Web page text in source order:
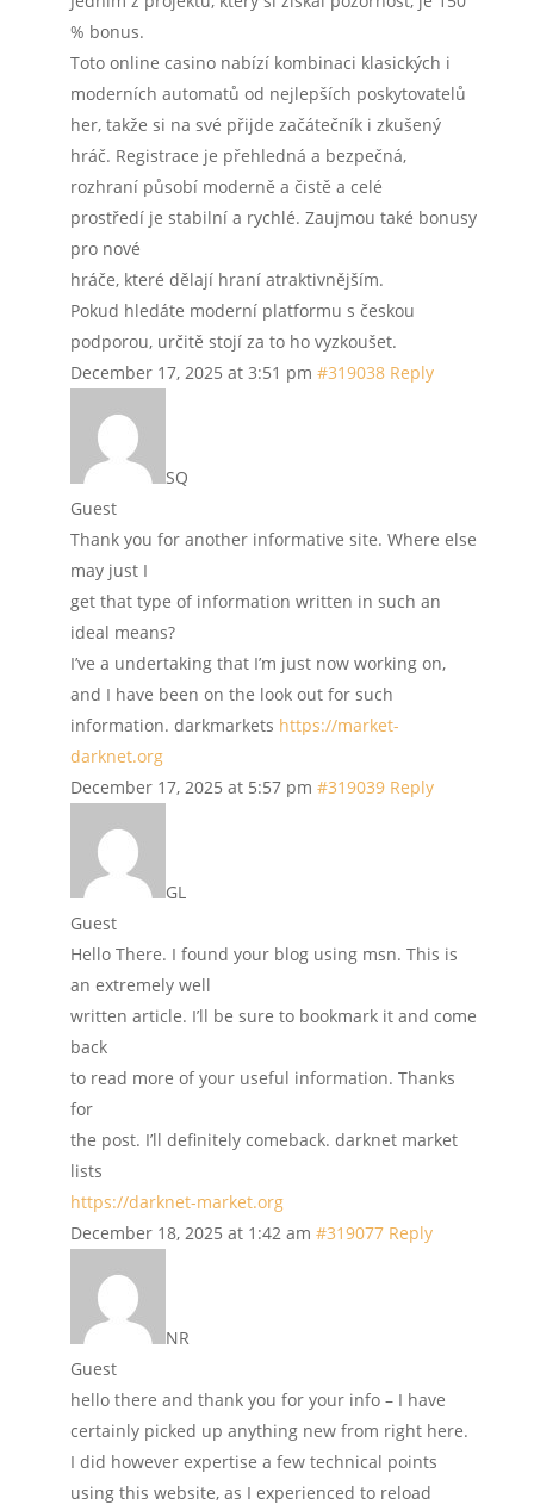
% bonus.
Toto online casino nabízí kombinaci klasických i
moderních automatů od nejlepších poskytovatelů
her, takže si na své přijde začátečník i zkušený
hráč. Registrace je přehledná a bezpečná,
rozhraní působí moderně a čistě a celé
prostředí je stabilní a rychlé. Zaujmou také bonusy
pro nové
hráče, které dělají hraní atraktivnějším.
Pokud hledáte moderní platformu s českou
podporou, určitě stojí za to ho vyzkoušet.
December 17, 2025 at 3:51 pm #319038 Reply
SQ
Guest
Thank you for another informative site. Where else
may just I
get that type of information written in such an
ideal means?
I’ve a undertaking that I’m just now working on,
and I have been on the look out for such
information. darkmarkets https://market-
darknet.org
December 17, 2025 at 5:57 pm #319039 Reply
GL
Guest
Hello There. I found your blog using msn. This is
an extremely well
written article. I’ll be sure to bookmark it and come
back
to read more of your useful information. Thanks
for
the post. I’ll definitely comeback. darknet market
lists
https://darknet-market.org
December 18, 2025 at 1:42 am #319077 Reply
NR
Guest
hello there and thank you for your info – I have
certainly picked up anything new from right here.
I did however expertise a few technical points
using this website, as I experienced to reload